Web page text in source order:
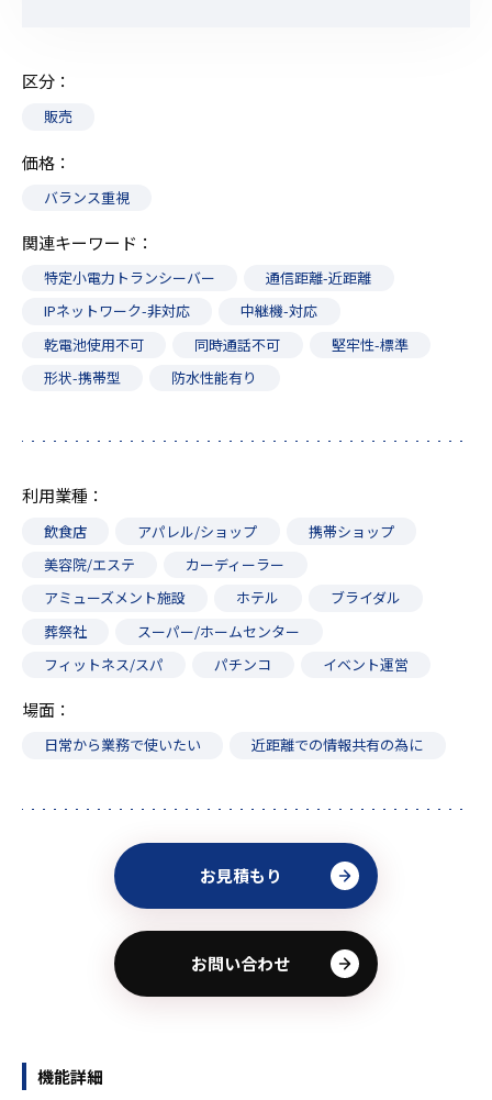
区分
販売
価格
バランス重視
関連キーワード
特定小電力トランシーバー
通信距離-近距離
IPネットワーク-非対応
中継機-対応
乾電池使用不可
同時通話不可
堅牢性-標準
形状-携帯型
防水性能有り
利用業種
飲食店 アパレル/ショップ
携帯ショップ
美容院/エステ
カーディーラー
アミューズメント施設
ホテル
ブライダル
葬祭社
スーパー/ホームセンター
フィットネス/スパ
パチンコ イベント運営
場面
日常から業務で使いたい 近距離での情報共有の為に
お見積もり
お問い合わせ
機能詳細